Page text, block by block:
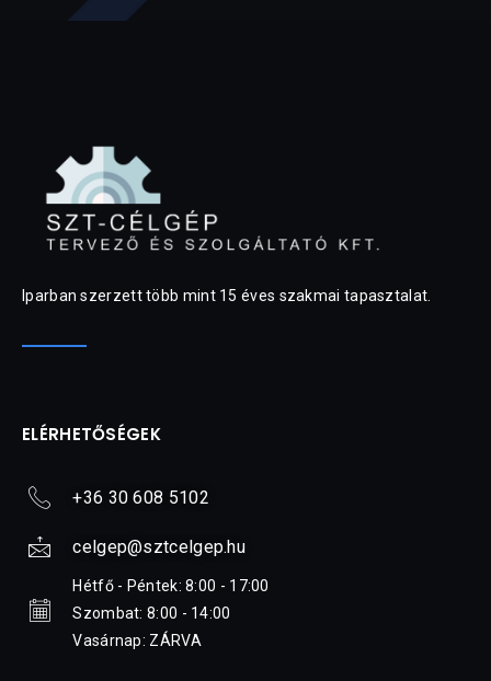
Iparban szerzett több mint 15 éves szakmai tapasztalat.
ELÉRHETŐSÉGEK
+36 30 608 5102
celgep@sztcelgep.hu
Hétfő - Péntek: 8:00 - 17:00
Szombat: 8:00 - 14:00
Vasárnap: ZÁRVA